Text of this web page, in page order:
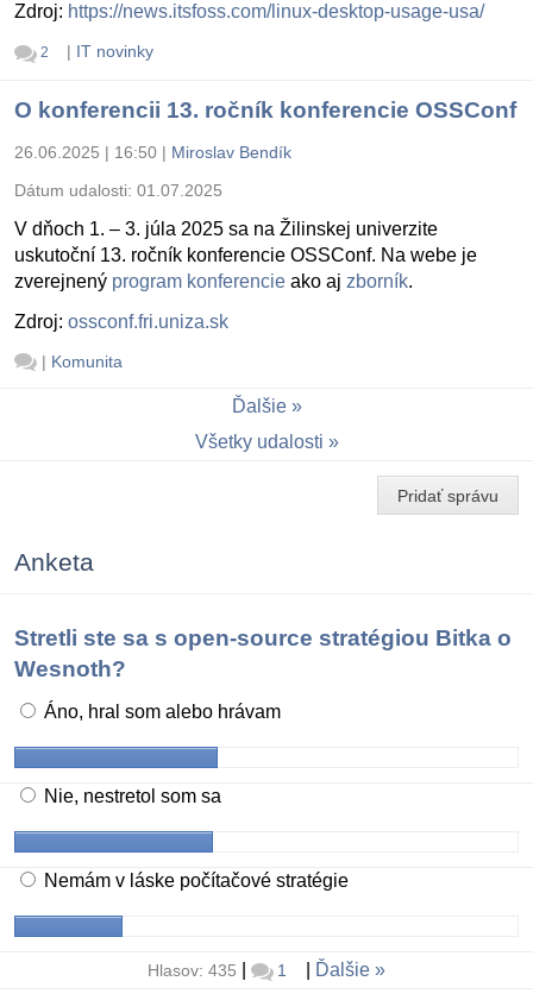
Zdroj: https://news.itsfoss.com/linux-desktop-usage-usa/
2 | IT novinky
O konferencii 13. ročník konferencie OSSConf
26.06.2025 | 16:50 | Miroslav Bendík
Dátum udalosti: 01.07.2025
V dňoch 1. – 3. júla 2025 sa na Žilinskej univerzite
uskutoční 13. ročník konferencie OSSConf. Na webe je
zverejnený program konferencie ako aj zborník.
Zdroj: ossconf.fri.uniza.sk
| Komunita
Ďalšie
Všetky udalosti
Pridať správu
Anketa
Stretli ste sa s open-source stratégiou Bitka o
Wesnoth?
Áno, hral som alebo hrávam
Nie, nestretol som sa
Nemám v láske počítačové stratégie
Hlasov: 435 1 Ďalšie